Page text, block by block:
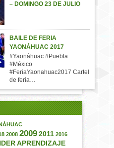
– DOMINGO 23 DE JULIO
BAILE DE FERIA
YAONÁHUAC 2017
#Yaonáhuac #Puebla
#México
#FeriaYaonahuac2017 Cartel
de feria…
2008 20092011 2016
APRENDIZAJE